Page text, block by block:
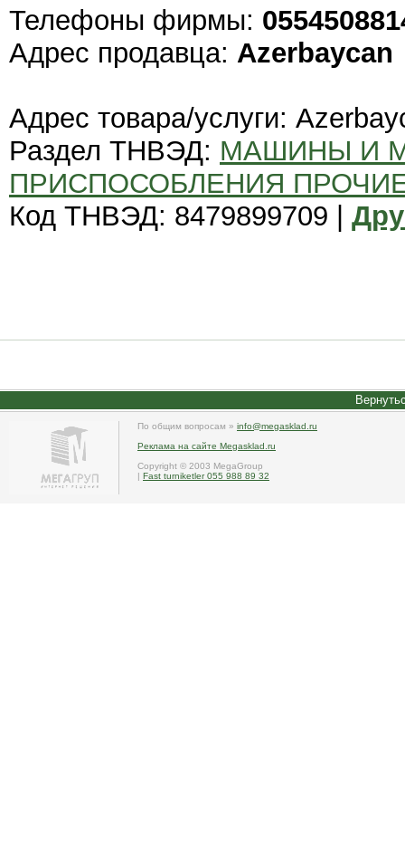
Телефоны фирмы:
Адрес продавца: Azerbaycan
Адрес товара/услуги:
Раздел ТНВЭД: МАШИНЫ И
ПРИСПОСОБЛЕНИЯ
Код ТНВЭД: 8479899709 |
По общим вопросам » info@megasklad.ru
Реклама на сайте Megasklad.ru
Copyright © 2003 MegaGroup
| Fast turniketler 055 988 89 32